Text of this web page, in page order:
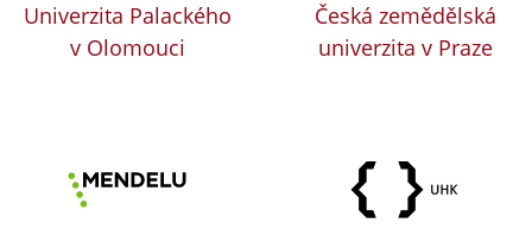
Univerzita Palackého
v Olomouci
Česká zemědělská
univerzita v Praze